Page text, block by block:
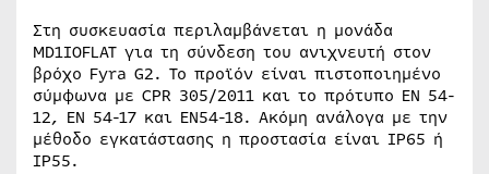
Στη συσκευασία περιλαμβάνεται η μονάδα
MD1IOFLAT για τη σύνδεση του ανιχνευτή στον
βρόχο Fyra G2. Το προϊόν είναι πιστοποιημένο
σύμφωνα με CPR 305/2011 και το πρότυπο EN 54-
12, EN 54-17 και EN54-18. Ακόμη ανάλογα με την
μέθοδο εγκατάστασης η προστασία είναι IP65 ή
IP55.